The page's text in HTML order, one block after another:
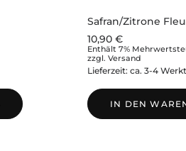
Safran/Zitrone
10,90 €
Enthält 7%
zzgl. Versand
Lieferzeit: ca. 3-4
IN DEN